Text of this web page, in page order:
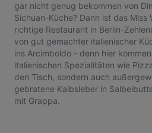
gar nicht genug bekommen von
Sichuan-Küche? Dann ist das
richtige Restaurant in Berlin-
von gut gemachter italienischer
ins Arcimboldo - denn hier
italienischen Spezialitäten wie
den Tisch, sondern auch
gebratene Kalbsleber in
mit Grappa.